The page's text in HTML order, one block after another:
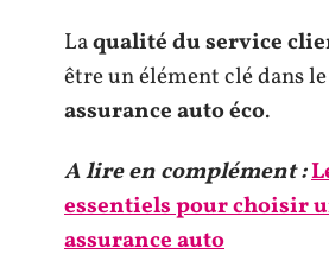
Laqualité du service
être un élément clé dans
assurance auto éco.
A lire en complément :
essentiels pour choisir
assurance auto